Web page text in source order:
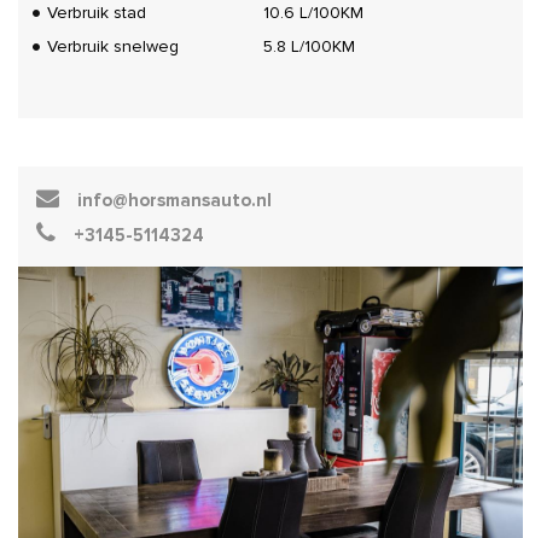
Verbruik stad
10.6 L/100KM
Verbruik snelweg
5.8 L/100KM
info@horsmansauto.nl
+3145-5114324